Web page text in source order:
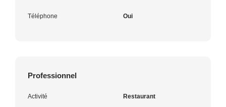
Téléphone Oui
Professionnel
Activité Restaurant